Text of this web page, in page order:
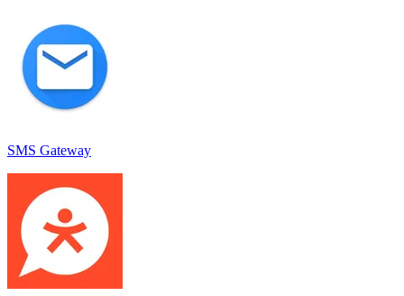
SMS Gateway